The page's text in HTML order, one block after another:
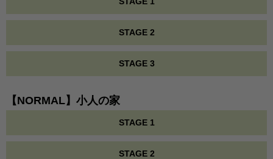
STAGE 2
STAGE 3
【NORMAL】小人の家
STAGE 1
STAGE 2